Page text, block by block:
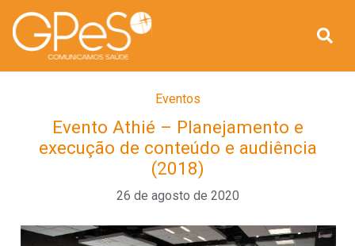
Eventos
Evento Athié – Planejamento e
execução de conteúdo e audiência
(2018)
26 de agosto de 2020